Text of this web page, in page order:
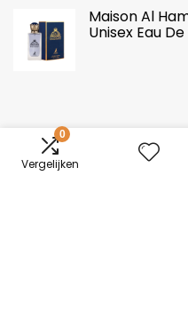
0
Vergelijken
Maison Al
Unisex Eau